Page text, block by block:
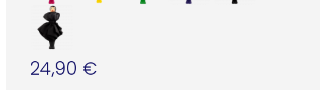
24,90 €